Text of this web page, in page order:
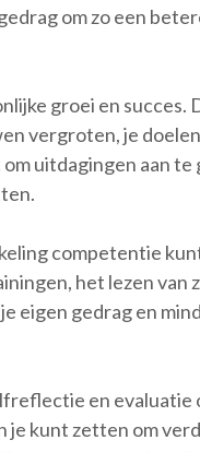
om zo een
groei en succes.
vergroten, je
uitdagingen aan te
competentie
het lezen van
eigen gedrag en
en evaluatie
je kunt zetten om